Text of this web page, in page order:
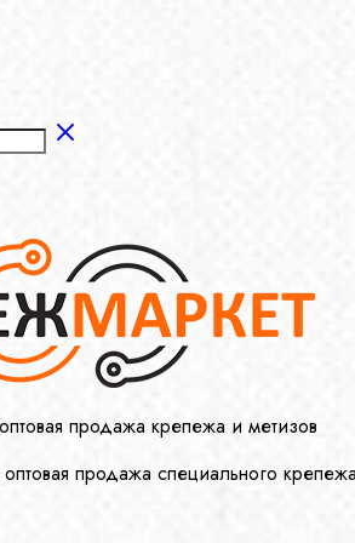
продажа крепежа и метизов
продажа специального